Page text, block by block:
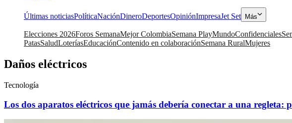
Últimas noticiasPolíticaNaciónDineroDeportesOpiniónImpresaJet Set Más
Elecciones 2026Foros SemanaMejor ColombiaSemana PlayMundoConfidenciales
PatasSaludLoteríasEducaciónContenido en colaboraciónSemana RuralMujeres
Daños eléctricos
Tecnología
Los dos aparatos eléctricos que jamás debería conectar a una